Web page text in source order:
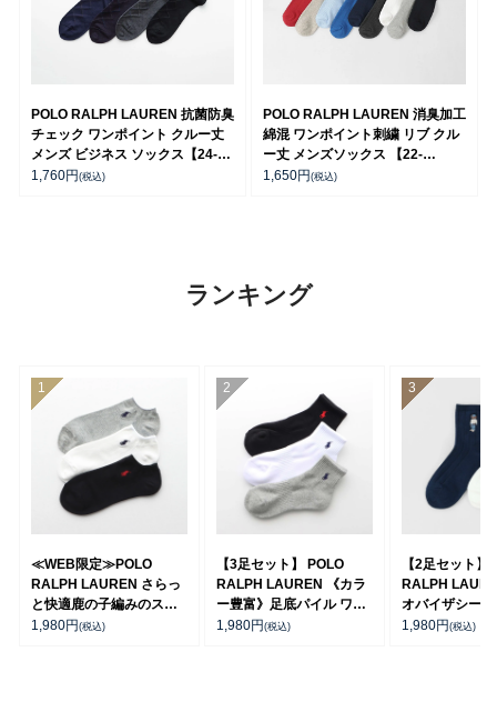
POLO RALPH LAUREN 抗菌防臭
チェック ワンポイント クルー丈
メンズ ビジネス ソックス【24-
25cm】【25-26cm】【27-
1,760円(税込)
POLO RALPH LAUREN 消臭加工
綿混 ワンポイント刺繍 リブ クル
ー丈 メンズソックス 【22-
24cm】 【24-26cm】【26-
1,650円(税込)
ランキング
≪WEB限定≫POLO
RALPH LAUREN さらっ
と快適鹿の子編みのスニ
ーカー丈ソックス 【3足
1,980円(税込)
【3足セット】 POLO
RALPH LAUREN 《カラ
ー豊富》足底パイル ワン
ポイントソックス ショー
1,980円(税込)
【2足セット】
RALPH
オバイザシー
ア オーガニッ
1,980円(税込)